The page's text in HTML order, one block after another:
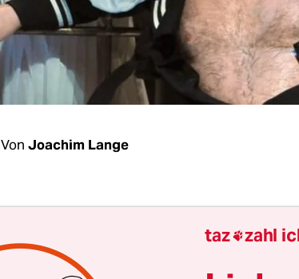
Von Joachim Lange
längsten und zugleich einer der
Aufführungsgeschichte der
taz zahl